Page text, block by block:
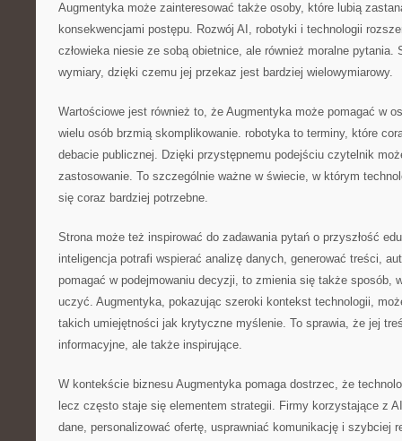
Augmentyka może zainteresować także osoby, które lubią
konsekwencjami postępu. Rozwój AI, robotyki i technologii
człowieka niesie ze sobą obietnice, ale również moralne pytania.
wymiary, dzięki czemu jej przekaz jest bardziej wielowymiarowy.
Wartościowe jest również to, że Augmentyka może pomagać w
wielu osób brzmią skomplikowanie. robotyka to terminy, które
debacie publicznej. Dzięki przystępnemu podejściu czytelnik
zastosowanie. To szczególnie ważne w świecie, w którym
się coraz bardziej potrzebne.
Strona może też inspirować do zadawania pytań o przyszłość
inteligencja potrafi wspierać analizę danych, generować treści,
pomagać w podejmowaniu decyzji, to zmienia się także sposób,
uczyć. Augmentyka, pokazując szeroki kontekst technologii,
takich umiejętności jak krytyczne myślenie. To sprawia, że jej
informacyjne, ale także inspirujące.
W kontekście biznesu Augmentyka pomaga dostrzec, że
lecz często staje się elementem strategii. Firmy korzystające z
dane, personalizować ofertę, usprawniać komunikację i szybciej